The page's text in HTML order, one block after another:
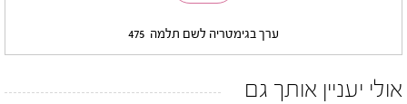
ערך בגימטריה לשם תלמה 475
אולי יעניין אותך גם